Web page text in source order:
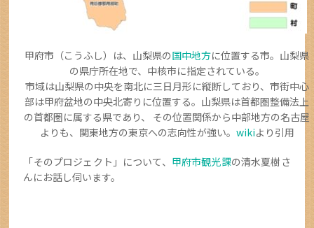
甲府市（こうふし）は、山梨県の国中地方に位置する市。山梨県
の県庁所在地で、中核市に指定されている。
市域は山梨県の中央を南北に三日月形に縦断しており、市街中心
部は甲府盆地の中央北寄りに位置する。山梨県は首都圏整備法上
の首都圏に属する県であり、 その位置関係から中部地方の名古屋
よりも、関東地方の東京への志向性が強い。 wikiより引用
「そのプロジェクト」について、 甲府市観光課の清水夏樹さ
んにお話し伺います。